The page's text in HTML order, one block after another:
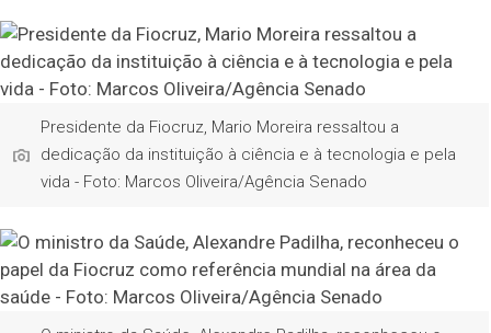
Presidente da Fiocruz, Mario Moreira ressaltou a
dedicação da instituição à ciência e à tecnologia e pela
vida - Foto: Marcos Oliveira/Agência Senado